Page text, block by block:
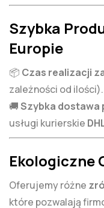
Szybka
Europie
📦 Czas realizacji
zależności od ilości).
🚚Szybka dostawa
usługi kurierskie
Ekologiczne
Oferujemy różne
które pozwalają